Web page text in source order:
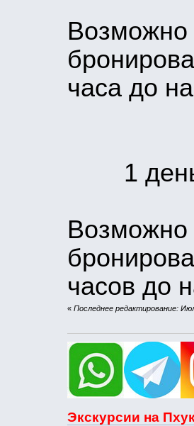
Возможно
часа до
1 день
Возможно
часов до
« Последнее редактирование:
Экскурсии на